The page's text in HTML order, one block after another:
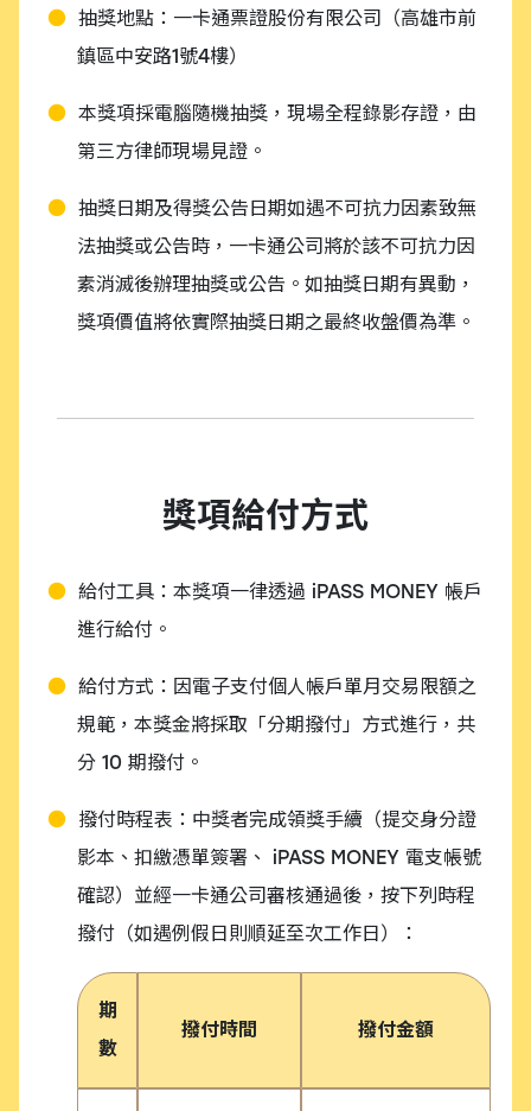
抽獎地點：一卡通票證股份有限公司（高雄市前
鎮區中安路1號4樓）
本獎項採電腦隨機抽獎，現場全程錄影存證，由
第三方律師現場見證。
抽獎日期及得獎公告日期如遇不可抗力因素致無
法抽獎或公告時，一卡通公司將於該不可抗力因
素消滅後辦理抽獎或公告。如抽獎日期有異動，
獎項價值將依實際抽獎日期之最終收盤價為準。
獎項給付方式
給付工具：本獎項一律透過 iPASS MONEY 帳戶
進行給付。
給付方式：因電子支付個人帳戶單月交易限額之
規範，本獎金將採取「分期撥付」方式進行，共
分 10 期撥付。
撥付時程表：中獎者完成領獎手續（提交身分證
影本、扣繳憑單簽署、 iPASS MONEY 電支帳號
確認）並經一卡通公司審核通過後，按下列時程
撥付（如遇例假日則順延至次工作日）：
期
數
撥付時間 撥付金額